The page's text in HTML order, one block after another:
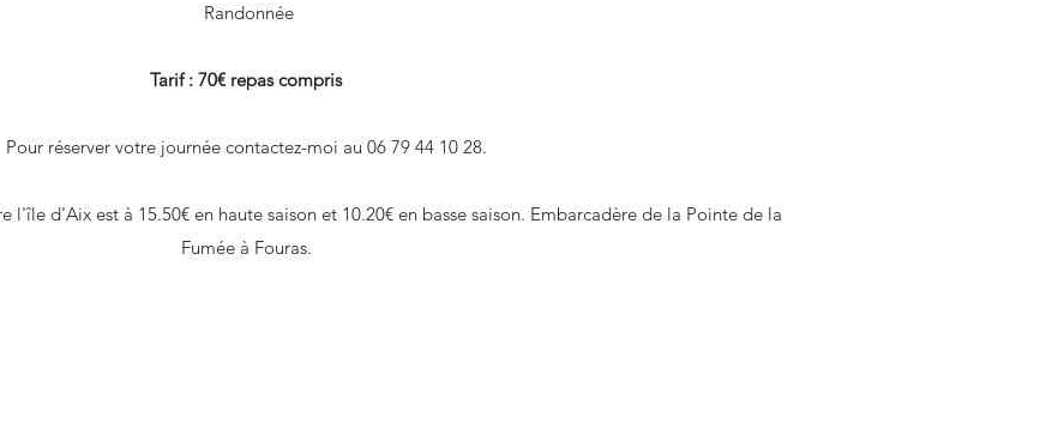
Randonnée
Tarif : 70€ repas compris
Pour réserver votre journée contactez-moi au 06 79 44 10 28.
d'Aix est à 15.50€ en haute saison et 10.20€ en basse saison. Embarcadère de la Pointe de la
Fumée à Fouras.